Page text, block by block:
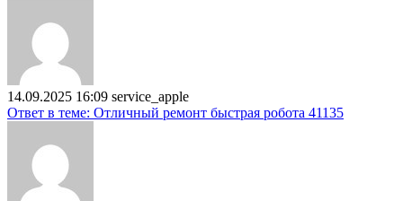
14.09.2025 16:09 service_apple
Ответ в теме: Отличный ремонт быстрая робота 41135